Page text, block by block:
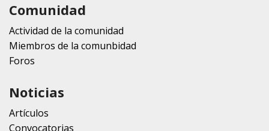
Comunidad
Actividad de la comunidad
Miembros de la comunbidad
Foros
Noticias
Artículos
Convocatorias